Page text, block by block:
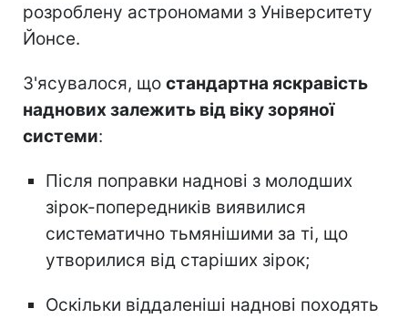
розроблену астрономами з Університету
Йонсе.
З'ясувалося, що стандартна яскравість
наднових залежить від віку зоряної
системи:
Після поправки наднові з молодших
зірок-попередників виявилися
систематично тьмянішими за ті, що
утворилися від старіших зірок;
Оскільки віддаленіші наднові походять